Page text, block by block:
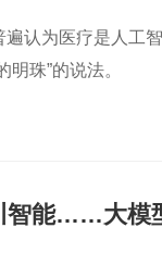
认为医疗是人工
珠”的说法。
智能……大模